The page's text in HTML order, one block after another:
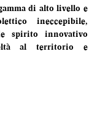
di alto livello e
ineccepibile,
spirito innovativo
al territorio e